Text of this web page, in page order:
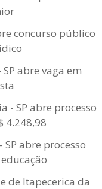
concurso público
SP abre vaga em
- SP abre processo
4.248,98
abre processo
de Itapecerica da